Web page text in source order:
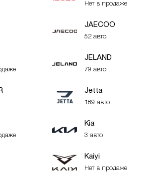
Нет в продаже
JAECOO
52 авто
JELAND
79 авто
Jetta
189 авто
Kia
3 авто
Kaiyi
Нет в продаже